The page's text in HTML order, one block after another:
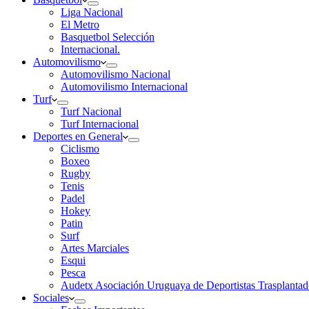
Liga Nacional
El Metro
Basquetbol Selección
Internacional.
Automovilismo
Automovilismo Nacional
Automovilismo Internacional
Turf
Turf Nacional
Turf Internacional
Deportes en General
Ciclismo
Boxeo
Rugby
Tenis
Padel
Hokey
Patin
Surf
Artes Marciales
Esqui
Pesca
Audetx Asociación Uruguaya de Deportistas
Sociales